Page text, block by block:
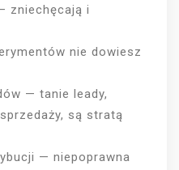
zniechęcają i
nie dowiesz
— tanie leady,
są stratą
— niepoprawna